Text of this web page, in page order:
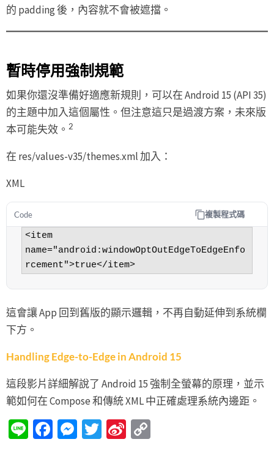
的 padding 後，內容就不會被遮擋。
暫時停用強制規範
如果你還沒準備好適應新規則，可以在 Android 15 (API 35)
的主題中加入這個屬性。但注意這只是過渡方案，未來版
本可能失效。 2
在 res/values-v35/themes.xml 加入：
XML
Code 複製程式碼
<item
name="android:windowOptOutEdgeToEdgeEnfo
這會讓 App 回到舊版的顯示邏輯，不再自動延伸到系統欄
下方。
Handling Edge-to-Edge in Android 15
這段影片詳細解說了 Android 15 強制全螢幕的原理，並示
範如何在 Compose 和傳統 XML 中正確處理系統內邊距。
LineFacebook
Messenger
Twitter
Sina